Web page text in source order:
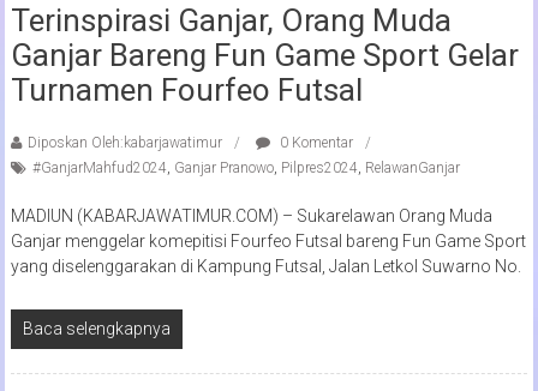
Terinspirasi Ganjar, Orang Muda
Ganjar Bareng Fun Game Sport Gelar
Turnamen Fourfeo Futsal
Diposkan Oleh:kabarjawatimur
0 Komentar
#GanjarMahfud2024 Ganjar Pranowo, Pilpres2024 RelawanGanjar
MADIUN (KABARJAWATIMUR.COM) – Sukarelawan Orang Muda
Ganjar menggelar komepitisi Fourfeo Futsal bareng Fun Game Sport
yang diselenggarakan di Kampung Futsal, Jalan Letkol Suwarno No.
Baca selengkapnya